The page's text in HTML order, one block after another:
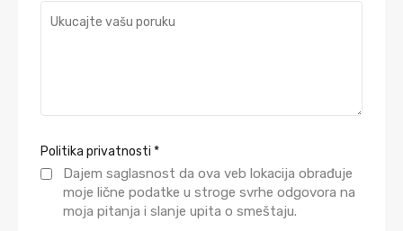
Politika privatnosti *
Dajem saglasnost da ova veb lokacija obrađuje
moje lične podatke u stroge svrhe odgovora na
moja pitanja i slanje upita o smeštaju.